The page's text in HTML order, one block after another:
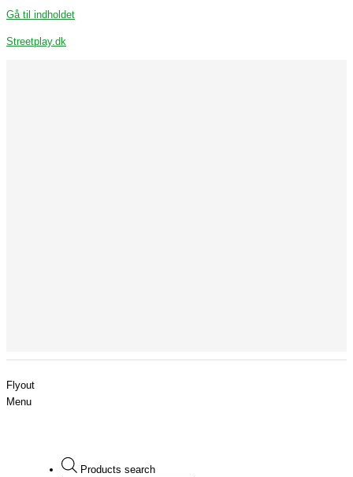
Gå til indholdet
Streetplay.dk
Flyout
Menu
Products search